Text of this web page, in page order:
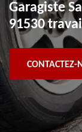
Garagiste
91530
CONTACTEZ-